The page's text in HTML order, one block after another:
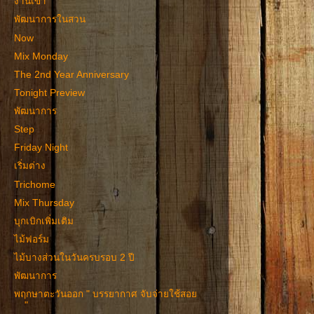
พัฒนาการในสวน
Now
Mix Monday
The 2nd Year Anniversary
Tonight Preview
พัฒนาการ
Step
Friday Night
เริ่มต่าง
Trichome
Mix Thursday
บุกเบิกเพิ่มเติม
ไม้ฟอร์ม
ไม้บางส่วนในวันครบรอบ 2 ปี
พัฒนาการ
พฤกษาตะวันออก " บรรยากาศ จับจ่ายใช้สอย
"